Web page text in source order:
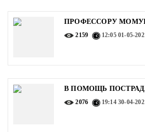
ПРОФЕССОРУ
2159 12:0501-05-
В ПОМОЩЬ
2076 19:1430-04-